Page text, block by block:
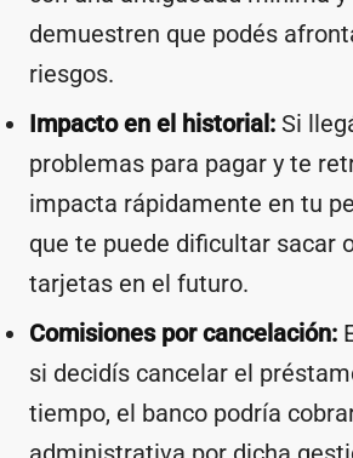
demuestren que podés
riesgos.
Impacto en el historial: Si
problemas para pagar y te
impacta rápidamente en tu
que te puede dificultar sacar
tarjetas en el futuro.
Comisiones por cancelación:
si decidís cancelar el
tiempo, el banco podría